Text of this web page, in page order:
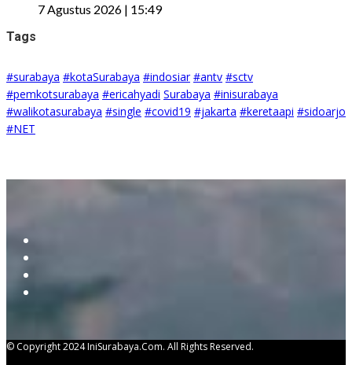
7 Agustus 2026 | 15:49
Tags
#surabaya #kotaSurabaya #indosiar #antv #sctv
#pemkotsurabaya #ericahyadi Surabaya #inisurabaya
#walikotasurabaya #single #covid19 #jakarta #keretaapi #sidoarjo
#NET
© Copyright 2024 IniSurabaya.com. All Rights Reserved.